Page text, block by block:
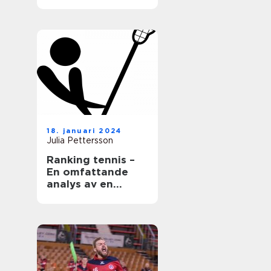
18. januari 2024
Julia Pettersson
Ranking tennis –
En omfattande
analys av en